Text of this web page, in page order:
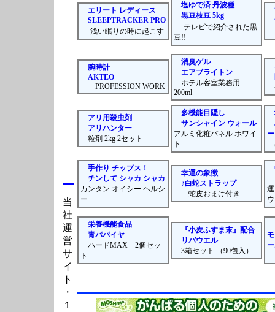
当
社
運
営
サ
イ
ト
・
１
エリート レディース
SLEEPTRACKER PRO
浅い眠りの時に起こす
塩ゆで済 丹波種
黒豆枝豆 5kg
テレビで紹介された黒
豆!!
腕時計
AKTEO
PROFESSION WORK
消臭ゲル
エアブライトン
ホテル客室業務用
200ml
アリ用殺虫剤
アリハンター
粒剤 2kg 2セット
多機能目隠し
サンシャイン ウォール
アルミ化粧パネル ホワイ
ト
ー
手作り チップス！
チンして シャカ シャカ
カンタン オイシー ヘルシ
ー
幸運の象徴
♪白蛇ストラップ
蛇皮おまけ付き
ウ
栄養機能食品
青パパイヤ
ハードMAX 2個セッ
ト
『小麦ふすま末』配合
リバウエル
3箱セット （90包入）